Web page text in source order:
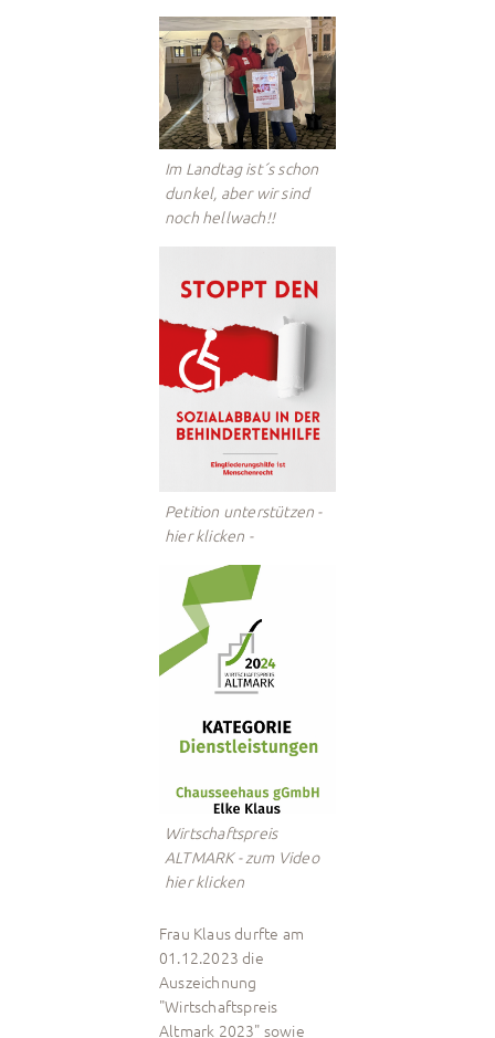
Im Landtag ist´s schon
dunkel, aber wir sind
noch hellwach!!
Petition unterstützen -
hier klicken -
Wirtschaftspreis
ALTMARK - zum Video
hier klicken
Frau Klaus durfte am
01.12.2023 die
Auszeichnung
"Wirtschaftspreis
Altmark 2023" sowie